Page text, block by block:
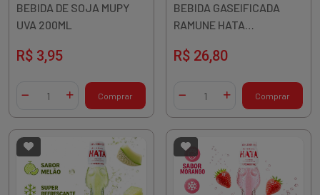
BEBIDA DE SOJA MUPY
UVA 200ML
R$ 3,95
Diminuir QuantidadeAdicionar Quantidade
Comprar
BEBIDA GASEIFICADA
RAMUNE HATA
JAPAO
R$ 26,80
Diminuir QuantidadeAdicionar Quantidade
Comprar